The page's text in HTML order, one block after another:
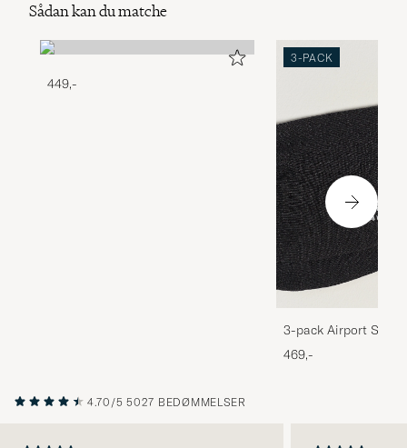
Sådan kan du matche
449,-
3-PACK
3-pack Airport
Melange
469,-
4.70/5 5027 BEDØMMELSER